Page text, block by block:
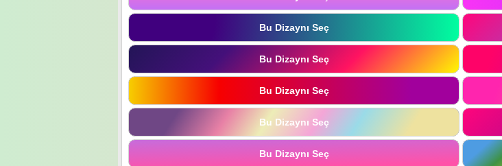
Bu Dizaynı Seç
Bu Dizaynı Seç
Bu Dizaynı Seç
Bu Dizaynı Seç
Bu Dizaynı Seç